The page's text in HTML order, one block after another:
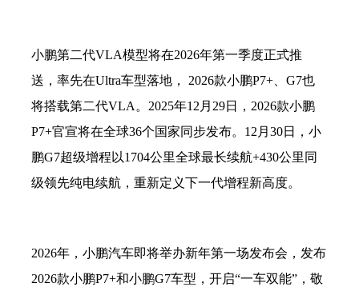
小鹏第二代VLA模型将在2026年第一季度正式推
送，率先在Ultra车型落地， 2026款小鹏P7+、G7也
将搭载第二代VLA。2025年12月29日，2026款小鹏
P7+官宣将在全球36个国家同步发布。12月30日，小
鹏G7超级增程以1704公里全球最长续航+430公里同
级领先纯电续航，重新定义下一代增程新高度。
2026年，小鹏汽车即将举办新年第一场发布会，发布
2026款小鹏P7+和小鹏G7车型，开启“一车双能”，敬